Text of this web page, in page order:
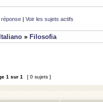
| Voir les sujets actifs
Italiano » Filosofia
1 sur 1 [ 0 sujets ]